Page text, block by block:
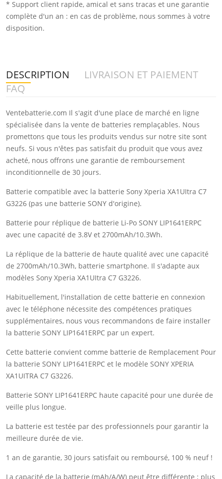
* Support client rapide, amical et sans tracas et une garantie
complète d'un an : en cas de problème, nous sommes à votre
disposition.
DESCRIPTION
LIVRAISON ET PAIEMENT
FAQ
Ventebatterie.com Il s'agit d'une place de marché en ligne
spécialisée dans la vente de batteries remplaçables. Nous
promettons que tous les produits vendus sur notre site sont
neufs. Si vous n'êtes pas satisfait du produit que vous avez
acheté, nous offrons une garantie de remboursement
inconditionnelle de 30 jours.
Batterie compatible avec la batterie Sony Xperia XA1UItra C7
G3226 (pas une batterie SONY d'origine).
Batterie pour réplique de batterie Li-Po SONY LIP1641ERPC
avec une capacité de 3.8V et 2700mAh/10.3Wh.
La réplique de la batterie de haute qualité avec une capacité
de 2700mAh/10.3Wh, batterie smartphone. Il s'adapte aux
modèles Sony Xperia XA1UItra C7 G3226.
Habituellement, l'installation de cette batterie en connexion
avec le téléphone nécessite des compétences pratiques
supplémentaires, nous vous recommandons de faire installer
la batterie SONY LIP1641ERPC par un expert.
Cette batterie convient comme batterie de Remplacement Pour
la batterie SONY LIP1641ERPC et le modèle SONY XPERIA
XA1UITRA C7 G3226.
Batterie SONY LIP1641ERPC haute capacité pour une durée de
veille plus longue.
La batterie est testée par des professionnels pour garantir la
meilleure durée de vie.
1 an de garantie, 30 jours satisfait ou remboursé, 100 % neuf !
La capacité de la batterie (mAh/A/W) peut être différente ; plus